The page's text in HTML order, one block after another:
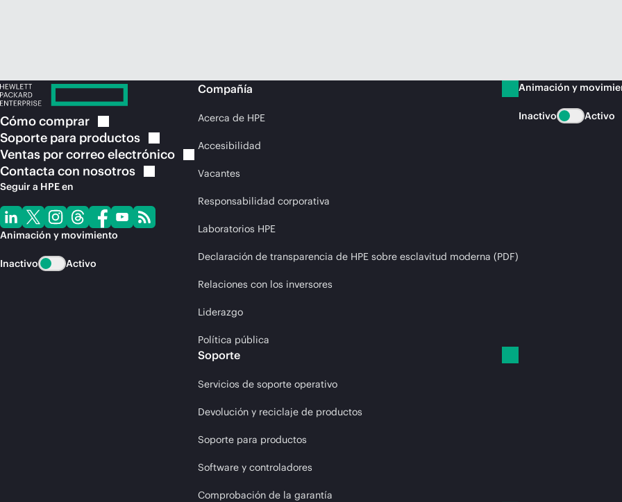
Cómocomprar
Soporte para productos
Ventas por correoelectrónico
Contacta con nosotros
Seguir a HPE en
Animación y movimiento
Inactivo Activo
Compañía
Acerca de HPE
Accesibilidad
Vacantes
Responsabilidad corporativa
Laboratorios HPE
Declaración de transparencia de HPE sobre esclavitud moderna (PDF)
Relaciones con los inversores
Liderazgo
Política pública
Soporte
Servicios de soporte operativo
Devolución y reciclaje de productos
Soporte para productos
Software y controladores
Comprobación de la garantía
Animación y
Inactivo Activo